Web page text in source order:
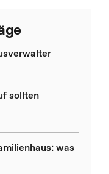
sollten
was